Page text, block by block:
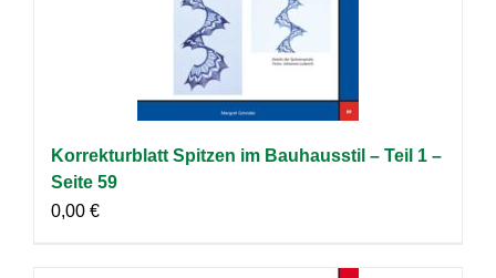
Korrekturblatt Spitzen im Bauhausstil – Teil 1 –
Seite 59
0,00 €